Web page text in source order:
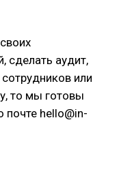
сделать аудит,
или
то мы готовы
hello@in-